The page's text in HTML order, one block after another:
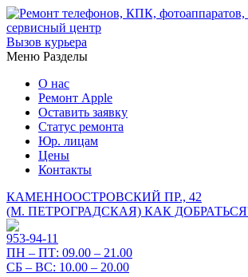
Вызов курьера
Меню Разделы
О нас
Ремонт Apple
Оставить заявку
Статус ремонта
Юр. лицам
Цены
Контакты
КАМЕННООСТРОВСКИЙ ПР., 42
(М. ПЕТРОГРАДСКАЯ) КАК
953-94-11
ПН – ПТ: 09.00 – 21.00
СБ – ВС: 10.00 – 20.00